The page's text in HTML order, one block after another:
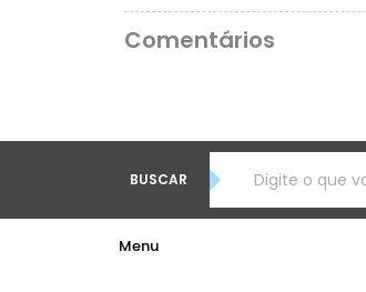
Comentários
BUSCAR
Menu